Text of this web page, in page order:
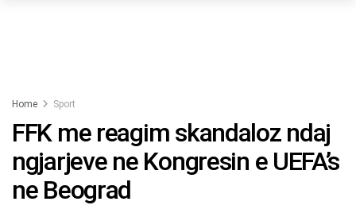
Home Sport
FFK me reagim skandaloz ndaj
ngjarjeve ne Kongresin e UEFA’s
ne Beograd